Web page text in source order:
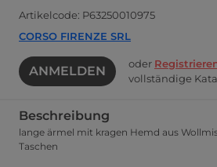
Artikelcode: P63250010975
CORSO FIRENZE SRL
ANMELDEN oder
vollständige
Beschreibung
lange ärmel mit kragen Hemd aus
Taschen